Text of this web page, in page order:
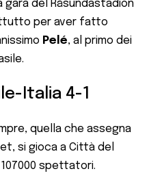
gara del Råsundastadion
per aver fatto
Pelé, al primo dei
Italia 4-1
quella che assegna
si gioca a Città del
spettatori.